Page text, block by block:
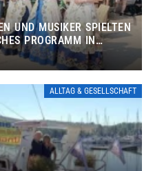
UND MUSIKER SPIELTEN
PROGRAMM IN
ALLTAG & GESELLSCHAFT